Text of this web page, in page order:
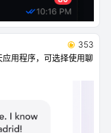
353
用程序，可选择使用聊